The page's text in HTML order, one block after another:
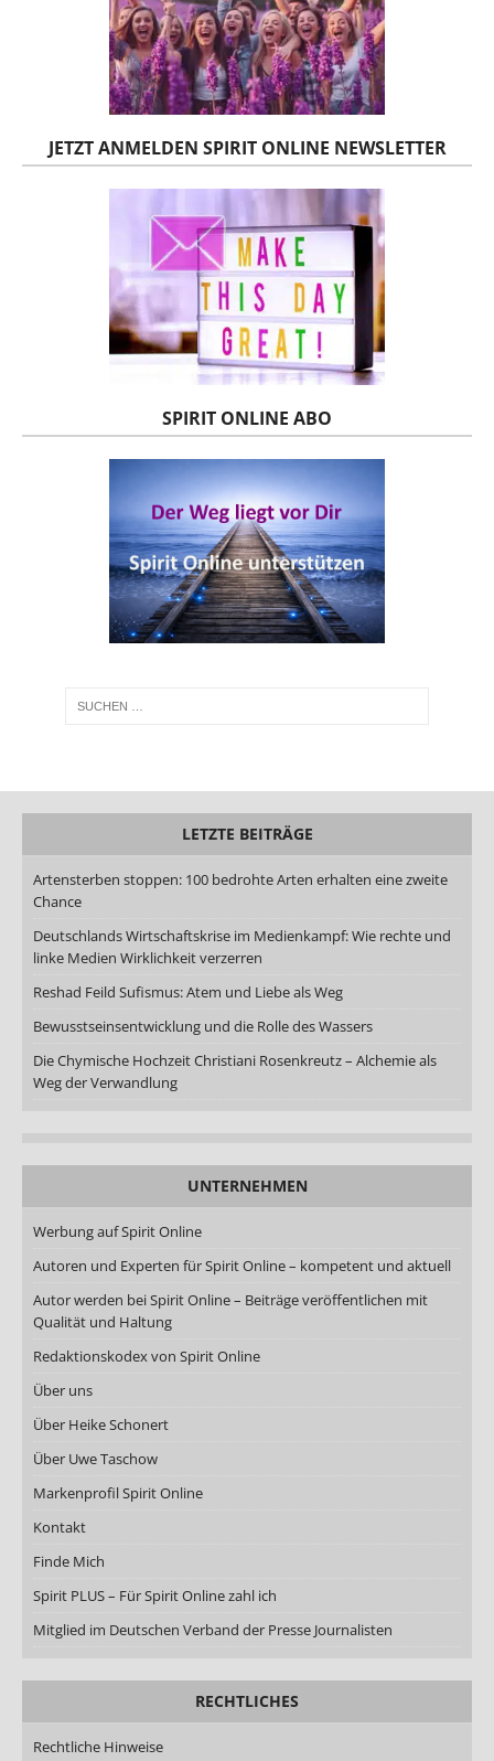
JETZT ANMELDEN SPIRIT ONLINE NEWSLETTER
SPIRIT ONLINE ABO
LETZTE BEITRÄGE
Artensterben stoppen: 100 bedrohte Arten erhalten eine zweite
Chance
Deutschlands Wirtschaftskrise im Medienkampf: Wie rechte und
linke Medien Wirklichkeit verzerren
Reshad Feild Sufismus: Atem und Liebe als Weg
Bewusstseinsentwicklung und die Rolle des Wassers
Die Chymische Hochzeit Christiani Rosenkreutz – Alchemie als
Weg der Verwandlung
UNTERNEHMEN
Werbung auf Spirit Online
Autoren und Experten für Spirit Online – kompetent und aktuell
Autor werden bei Spirit Online – Beiträge veröffentlichen mit
Qualität und Haltung
Redaktionskodex von Spirit Online
Über uns
Über Heike Schonert
Über Uwe Taschow
Markenprofil Spirit Online
Kontakt
Finde Mich
Spirit PLUS – Für Spirit Online zahl ich
Mitglied im Deutschen Verband der Presse Journalisten
RECHTLICHES
Rechtliche Hinweise